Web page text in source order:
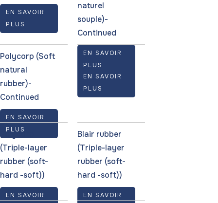
EN SAVOIR
PLUS
naturel
souple)-
Continued
EN SAVOIR
PLUS
Polycorp (Soft
natural
rubber)-
Continued
EN SAVOIR
PLUS
Linatex
EN SAVOIR
PLUS
Polycorp
(Triple-layer
rubber (soft-
hard -soft))
EN SAVOIR
Blair rubber
(Triple-layer
rubber (soft-
hard -soft))
EN SAVOIR